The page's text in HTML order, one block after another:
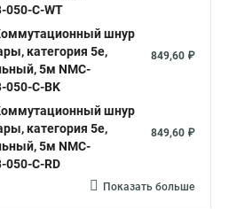
050-C-WT
шнур
категория 5е,
5м NMC-
050-C-BK
849,60 ₽
шнур
категория 5е,
5м NMC-
050-C-RD
849,60 ₽
Показать больше